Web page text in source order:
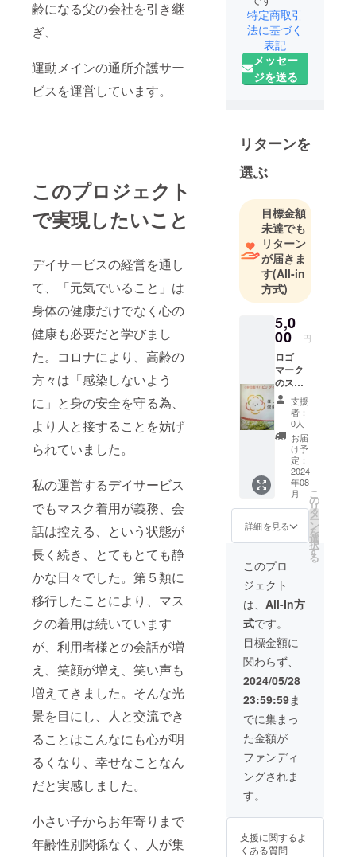
齢になる父の会社を引き継
ぎ、
運動メインの通所介護サー
ビスを運営しています。
このプロジェクト
で実現したいこと
デイサービスの経営を通し
て、「元気でいること」は
身体の健康だけでなく心の
健康も必要だと学びまし
た。コロナにより、高齢の
方々は「感染しないよう
に」と身の安全を守る為、
より人と接することを妨げ
られていました。
私の運営するデイサービス
でもマスク着用が義務、会
話は控える、という状態が
長く続き、とてもとても静
かな日々でした。第５類に
移行したことにより、マス
クの着用は続いています
が、利用者様との会話が増
え、笑顔が増え、笑い声も
増えてきました。そんな光
景を目にし、人と交流でき
ることはこんなにも心が明
るくなり、幸せなことなん
だと実感しました。
小さい子からお年寄りまで
年齢性別関係なく、人が集
特定商取引
法に基づく
表記
メッセー
ジを送る
リターンを
選ぶ
目標金額
未達でも
リターン
が届きま
す(All-in
方式)
5,0
00 円
ロゴ
マーク
のス
テッ
カー (5
㎝×5
㎝）
支援
者：
0人
お届
け予
定：
2024
年08
月
詳細を見る
こ
の
リ
タ
ー
ン
を
選
択
す
る
このプロ
ジェクト
は、 All-In方
式です。
目標金額に
関わらず、
2024/05/28
23:59:59ま
でに集まっ
た金額が
ファンディ
ングされま
す。
支援に関するよ
くある質問